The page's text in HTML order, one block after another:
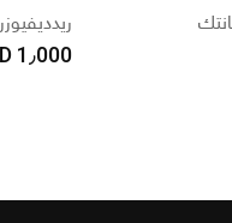
ريدديفيوزر بلانك
1٫000KWD